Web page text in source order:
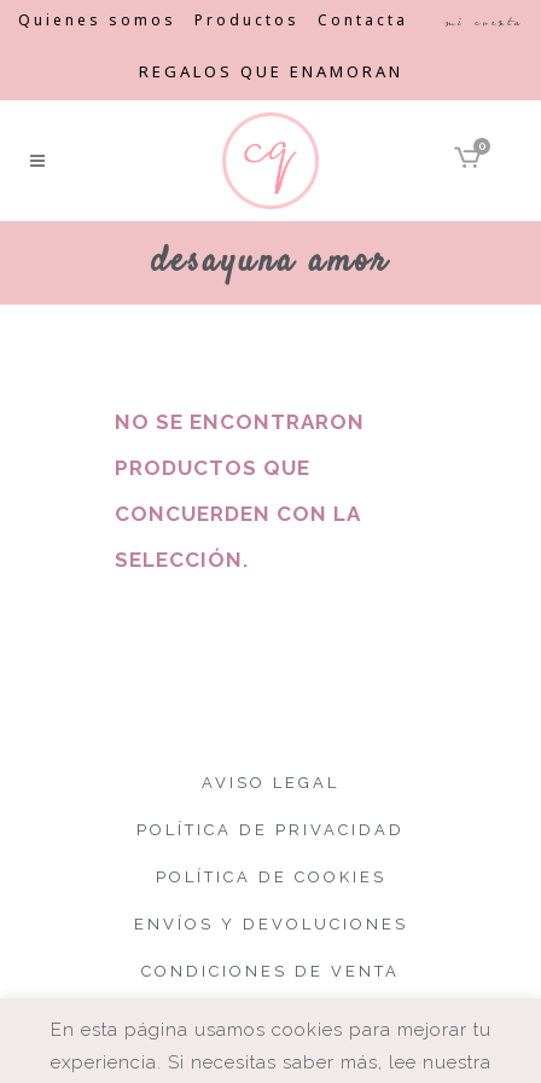
Quienes somos Productos Contacta Mi cuenta
REGALOS QUE ENAMORAN
0
desayuna amor
NO SE ENCONTRARON
PRODUCTOS QUE
CONCUERDEN CON LA
SELECCIÓN.
AVISO LEGAL
POLÍTICA DE PRIVACIDAD
POLÍTICA DE COOKIES
ENVÍOS Y DEVOLUCIONES
CONDICIONES DE VENTA
En esta página usamos cookies para mejorar tu
experiencia. Si necesitas saber más, lee nuestra